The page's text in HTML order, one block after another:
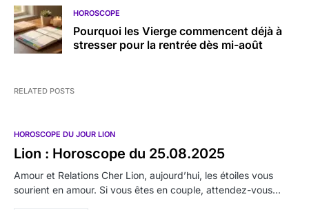
HOROSCOPE
Pourquoi les Vierge commencent déjà à
stresser pour la rentrée dès mi-août
RELATED POSTS
HOROSCOPE DU JOUR LION
Lion : Horoscope du 25.08.2025
Amour et Relations Cher Lion, aujourd’hui, les étoiles vous
sourient en amour. Si vous êtes en couple, attendez-vous…